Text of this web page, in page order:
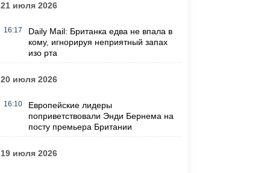
21 июля 2026
16:17
Daily Mail: Британка едва не впала в
кому, игнорируя неприятный запах
изо рта
20 июля 2026
16:10
Европейские лидеры
поприветствовали Энди Бернема на
посту премьера Британии
19 июля 2026